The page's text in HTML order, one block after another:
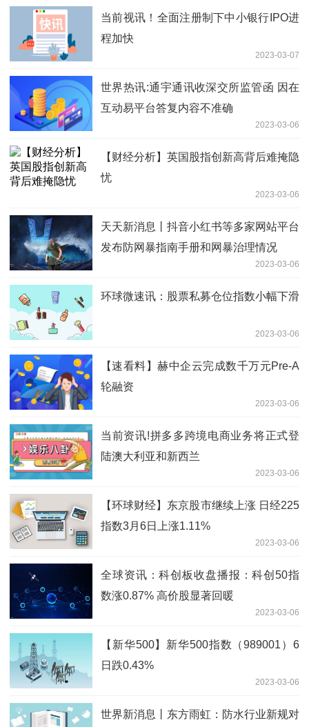
当前视讯！全面注册制下中小银行IPO进
程加快
2023-03-07
世界热讯:通宇通讯收深交所监管函 因在
互动易平台答复内容不准确
2023-03-06
【财经分析】英国股指创新高背后难掩隐
忧
2023-03-06
天天新消息丨抖音小红书等多家网站平台
发布防网暴指南手册和网暴治理情况
2023-03-06
环球微速讯：股票私募仓位指数小幅下滑
2023-03-06
【速看料】赫中企云完成数千万元Pre-A
轮融资
2023-03-06
当前资讯!拼多多跨境电商业务将正式登
陆澳大利亚和新西兰
2023-03-06
【环球财经】东京股市继续上涨 日经225
指数3月6日上涨1.11%
2023-03-06
全球资讯：科创板收盘播报：科创50指
数涨0.87% 高价股显著回暖
2023-03-06
【新华500】新华500指数（989001）6
日跌0.43%
2023-03-06
世界新消息丨东方雨虹：防水行业新规对